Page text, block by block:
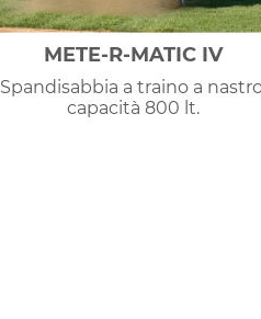
METE-R-MATIC IV
Spandisabbia a traino a
capacità 800 lt.